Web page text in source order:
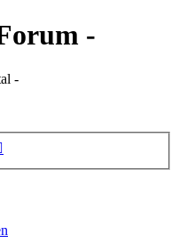
-
-